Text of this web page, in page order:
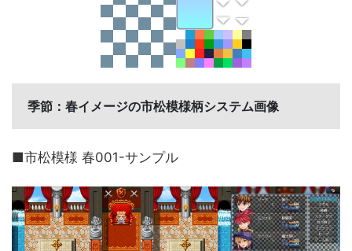
季節：春イメージの市松模様柄システム画像
■市松模様 春001-サンプル